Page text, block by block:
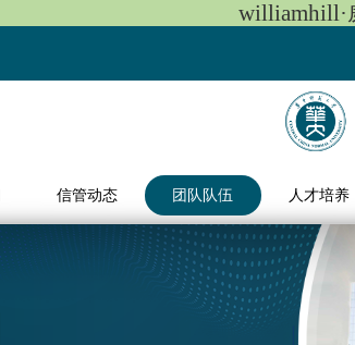
williamhill·
信管动态 团队队伍 人才培养